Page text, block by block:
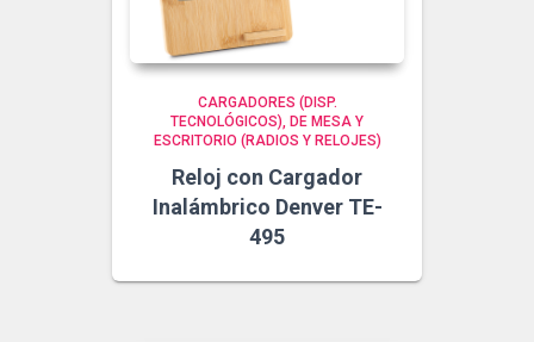
CARGADORES (DISP.
TECNOLÓGICOS)
DE MESA Y
ESCRITORIO (RADIOS Y RELOJES)
Reloj con Cargador
Inalámbrico Denver TE-
495